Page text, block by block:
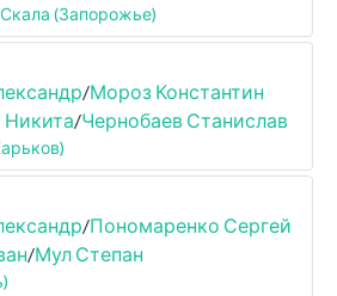
(Запорожье)
/Мороз Константин
/Чернобаев Станислав
/Пономаренко Сергей
/Мул Степан